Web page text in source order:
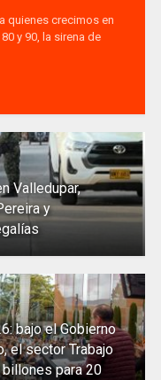
quienes crecimos en
y 90, la sirena de
Valledupar,
y
bajo el Gobierno
el sector Trabajo
para 20